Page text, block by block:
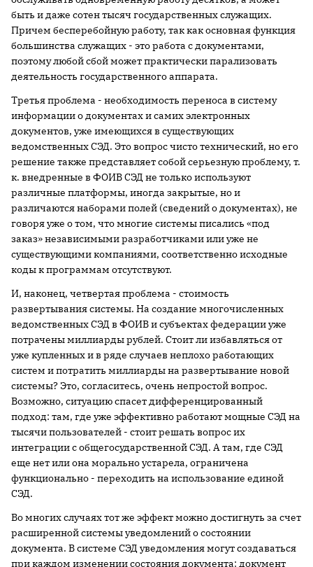
быть и даже сотен тысяч государственных служащих.
Причем бесперебойную работу, так как основная функция
большинства служащих - это работа с документами,
поэтому любой сбой может практически парализовать
деятельность государственного аппарата.
Третья проблема - необходимость переноса в систему
информации о документах и самих электронных
документов, уже имеющихся в существующих
ведомственных СЭД. Это вопрос чисто технический, но его
решение также представляет собой серьезную проблему, т.
к. внедренные в ФОИВ СЭД не только используют
различные платформы, иногда закрытые, но и
различаются наборами полей (сведений о документах), не
говоря уже о том, что многие системы писались «под
заказ» независимыми разработчиками или уже не
существующими компаниями, соответственно исходные
коды к программам отсутствуют.
И, наконец, четвертая проблема - стоимость
развертывания системы. На создание многочисленных
ведомственных СЭД в ФОИВ и субъектах федерации уже
потрачены миллиарды рублей. Стоит ли избавляться от
уже купленных и в ряде случаев неплохо работающих
систем и потратить миллиарды на развертывание новой
системы? Это, согласитесь, очень непростой вопрос.
Возможно, ситуацию спасет дифференцированный
подход: там, где уже эффективно работают мощные СЭД на
тысячи пользователей - стоит решать вопрос их
интеграции с общегосударственной СЭД. А там, где СЭД
еще нет или она морально устарела, ограничена
функционально - переходить на использование единой
СЭД.
Во многих случаях тот же эффект можно достигнуть за счет
расширенной системы уведомлений о состоянии
документа. В системе СЭД уведомления могут создаваться
при каждом изменении состояния документа: документ